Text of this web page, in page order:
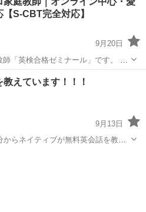
brightlearners.vercel.app ...
S-CBT完全対応】
9月20日
「英検合格ゼミナール」です。 完
利用いただけますが、特に**愛媛
条市・四国中央市・大洲市・伊予
...
級
えています！！！
9月13日
らネイティブが無料英会話を教え